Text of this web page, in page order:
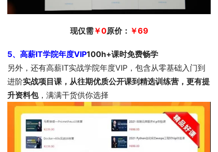
现仅需￥0原价： ￥69
5、高薪IT学院年度VIP100h+课时免费畅学
另外，还有高薪IT实战学院年度VIP，包含从零基础入门到
进阶实战项目课，从往期优质公开课到精选训练营，更有提
升资料包，满满干货供你选择